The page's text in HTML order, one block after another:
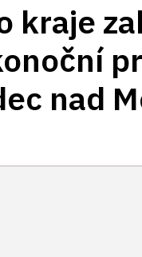
kraje
nad